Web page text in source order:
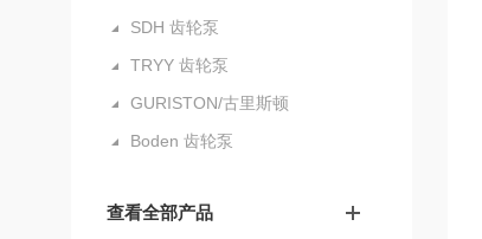
SDH 齿轮泵
TRYY 齿轮泵
GURISTON/古里斯顿
Boden 齿轮泵
查看全部产品